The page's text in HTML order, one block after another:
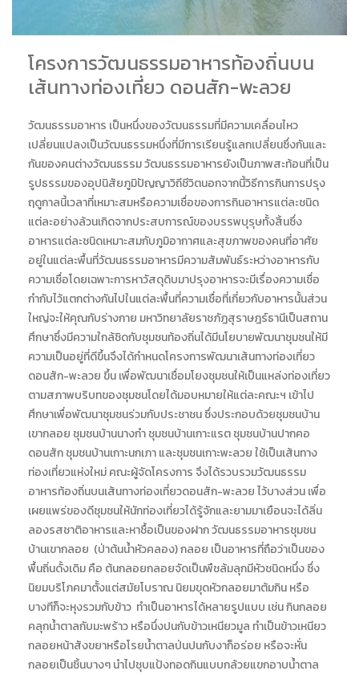
โครงการวัฒนธรรมอาหารท้องถิ่นบน
เส้นทางท่องเที่ยว ดอนสัก-พะลวย
วัฒนธรรมอาหาร เป็นหนึ่งของวัฒนธรรมที่มีความเคลื่อนไหว
เปลี่ยนแปลงเป็นวัฒนธรรมหนึ่งที่มีการเรียนรู้แลกเปลี่ยนซึ่งกันและ
กันของคนต่างวัฒนธรรม วัฒนธรรมอาหารยังเป็นภาพสะท้อนที่เป็น
รูปธรรมของอุปนิสัยภูมิปัญญาวิถีชีวิตนอกจากนี้วิธีการกินการปรุง
ฤดูกาลนี้เวลาที่เหมาะสมหรือความเชื่อของการกินอาหารแต่ละชนิด
แต่ละอย่างล้วนเกิดจากประสบการณ์ของบรรพบุรุษทั้งสิ้นซึ่ง
อาหารแต่ละชนิดเหมาะสมกับภูมิอากาศและสุขภาพของคนที่อาศัย
อยู่ในแต่ละพื้นที่วัฒนธรรมอาหารมีความสัมพันธ์ระหว่างอาหารกับ
ความเชื่อโดยเฉพาะการหาวัสดุดิบมาปรุงอาหารจะมีเรื่องความเชื่อ
กำกับไว้แตกต่างกันไปในแต่ละพื้นที่ความเชื่อที่เกี่ยวกับอาหารนั้นส่วน
ใหญ่จะให้คุณกับร่างกาย มหาวิทยาลัยราชภัฎสุราษฎร์ธานีเป็นสถาน
ศึกษาซึ่งมีความใกล้ชิดกับชุมชนท้องถิ่นได้มีนโยบายพัฒนาชุมชนให้มี
ความเป็นอยู่ที่ดีขึ้นจึงได้กำหนดโครงการพัฒนาเส้นทางท่องเที่ยว
ดอนสัก-พะลวย ขึ้น เพื่อพัฒนาเชื่อมโยงชุมชนให้เป็นแหล่งท่องเที่ยว
ตามสภาพบริบทของชุมชนโดยได้มอบหมายให้แต่ละคณะฯ เข้าไป
ศึกษาเพื่อพัฒนาชุมชนร่วมกับประชาชน ซึ่งประกอบด้วยชุมชนบ้าน
เขากลอย ชุมชนบ้านนางกำ ชุมชนบ้านเกาะแรต ชุมชนบ้านปากคอ
ดอนสัก ชุมชนบ้านเกาะนกเภา และชุมชนเกาะพะลวย ใช้เป็นเส้นทาง
ท่องเที่ยวแห่งใหม่ คณะผู้จัดโครงการ จึงได้รวบรวมวัฒนธรรม
อาหารท้องถิ่นบนเส้นทางท่องเที่ยวดอนสัก-พะลวย ไว้บางส่วน เพื่อ
เผยแพร่ของดีชุมชนให้นักท่องเที่ยวได้รู้จักและยามมาเยือนจะได้ลิ่น
ลองรสชาติอาหารและหาชื้อเป็นของฝาก วัฒนธรรมอาหารชุมชน
บ้านเขากลอย (ป่าต้นน้ำหัวคลอง) กลอย เป็นอาหารที่ถือว่าเป็นของ
พื้นถิ่นดั้งเดิม คือ ต้นกลอยกลอยจัดเป็นพืชล้มลุกมีหัวชนิดหนึ่ง ซึ่ง
นิยมบริโภคมาตั้งแต่สมัยโบราณ นิยมขุดหัวกลอยมาต้มกิน หรือ
บางทีก็จะหุงรวมกับข้าว ทำเป็นอาหารได้หลายรูปแบบ เช่น กินกลอย
คลุกน้ำตาลกับมะพร้าว หรือนึ่งปนกับข้าวเหนียวมูล ทำเป็นข้าวเหนียว
กลอยหน้าสังขยาหรือโรยน้ำตาลป่นปนกับงาก็อร่อย หรือจะหั่น
กลอยเป็นชิ้นบางๆ นำไปชุบแป้งทอดกินแบบกล้วยแขกอาบน้ำตาล